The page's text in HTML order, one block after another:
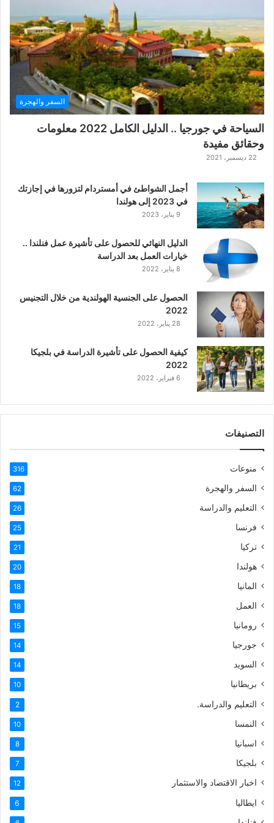
ر
ب
ا
ل
ت
ت
ا
ا
ل
ا
س
ي
ك
ر
ب
ي
ة
السفر والهجرة
السياحة في جورجيا .. الدليل الكامل 2022 معلومات
وحقائق مفيدة
22 ديسمبر، 2021
أجمل الشواطئ في أمستردام لتزورها في إجازتك
في 2023 إلى هولندا
9 يناير، 2023
الدليل النهائي للحصول على تأشيرة عمل فنلندا ..
خيارات العمل بعد الدراسة
8 يناير، 2022
الحصول على الجنسية الهولندية من خلال التجنيس
2022
28 يناير، 2022
كيفية الحصول على تأشيرة الدراسة في بلجيكا
2022
6 فبراير، 2022
التصنيفات
منوعات 316
السفر والهجرة 62
التعليم والدراسة 26
فرنسا 25
تركيا 21
هولندا 20
المانيا 18
العمل 18
رومانيا 15
جورجيا 14
السويد 14
بريطانيا 10
التعليم والدراسة. 2
النمسا 10
اسبانيا 8
بلجيكا 7
اخبار الاقتصاد والاستثمار 12
ايطاليا 6